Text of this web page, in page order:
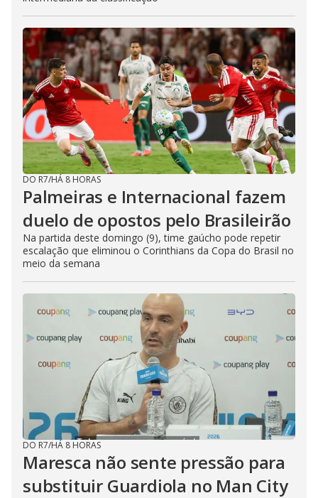
DO R7/HÁ 8 HORAS
Palmeiras e Internacional fazem
duelo de opostos pelo Brasileirão
Na partida deste domingo (9), time gaúcho pode repetir
escalação que eliminou o Corinthians da Copa do Brasil no
meio da semana
DO R7/HÁ 8 HORAS
Maresca não sente pressão para
substituir Guardiola no Man City